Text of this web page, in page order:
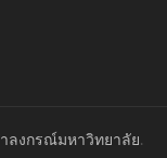
ลงกรณ์มหาวิทยาลัย.